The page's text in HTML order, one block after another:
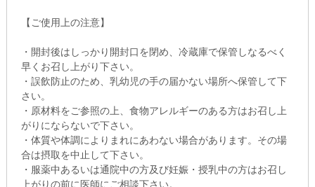
【ご使用上の注意】
・開封後はしっかり開封口を閉め、冷蔵庫で保管しなるべく
早くお召し上がり下さい。
・誤飲防止のため、乳幼児の手の届かない場所へ保管して下
さい。
・原材料をご参照の上、食物アレルギーのある方はお召し上
がりにならないで下さい。
・体質や体調によりまれにあわない場合があります。その場
合は摂取を中止して下さい。
・服薬中あるいは通院中の方及び妊娠・授乳中の方はお召し
上がりの前に医師にご相談下さい。